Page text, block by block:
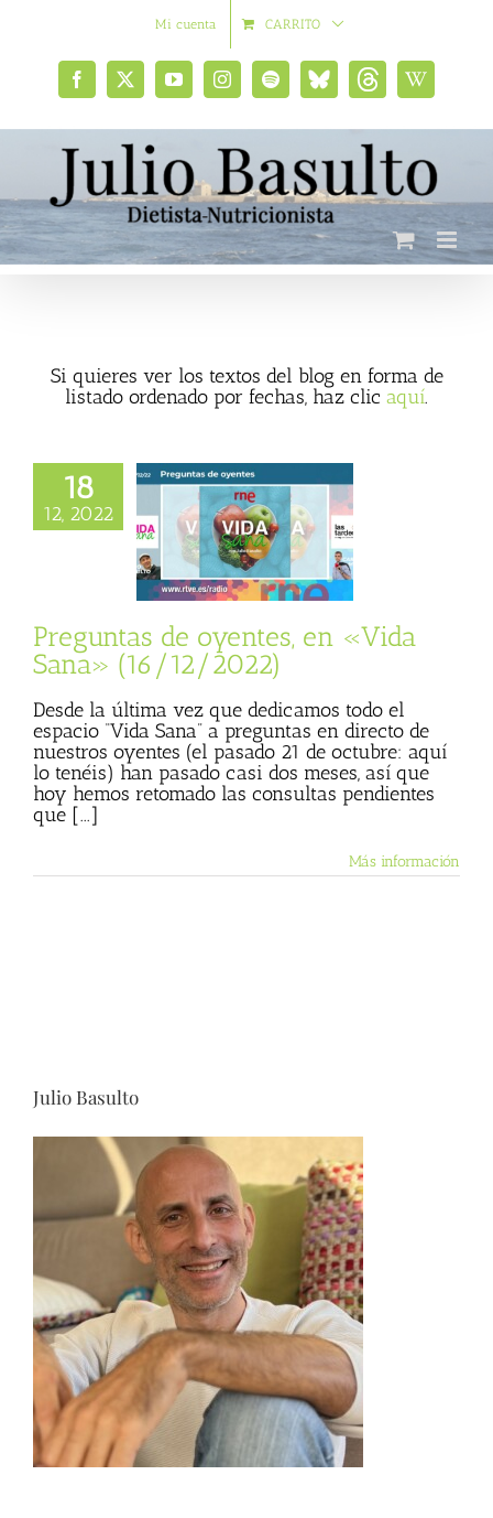
Mi cuenta CARRITO
Facebook
X YouTubeInstagramSpotifyBluesky
social
ThreadsWikipedia
Si quieres ver los textos del blog en forma de
listado ordenado por fechas, haz clic aquí.
18
12, 2022
de oyentes, en
(16/12/2022)
Preguntas de oyentes, en «Vida
Sana» (16/12/2022)
Desde la última vez que dedicamos todo el
espacio “Vida Sana” a preguntas en directo de
nuestros oyentes (el pasado 21 de octubre: aquí
lo tenéis) han pasado casi dos meses, así que
hoy hemos retomado las consultas pendientes
que [...]
Más información
Julio Basulto